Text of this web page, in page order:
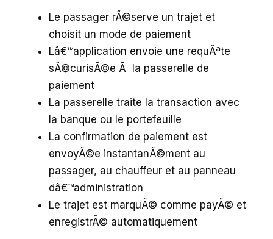
Le passager rÃ©serve un trajet et
choisit un mode de paiement
Lâ€™application envoie une requÃªte
sÃ©curisÃ©e Ã la passerelle de
paiement
La passerelle traite la transaction avec
la banque ou le portefeuille
La confirmation de paiement est
envoyÃ©e instantanÃ©ment au
passager, au chauffeur et au panneau
dâ€™administration
Le trajet est marquÃ© comme payÃ© et
enregistrÃ© automatiquement